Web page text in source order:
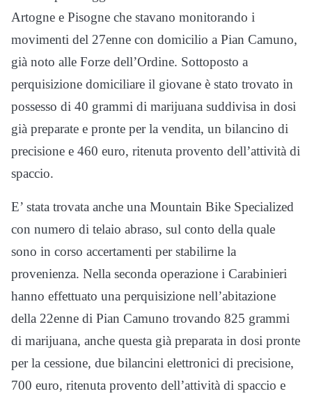
Artogne e Pisogne che stavano monitorando i
movimenti del 27enne con domicilio a Pian Camuno,
già noto alle Forze dell’Ordine. Sottoposto a
perquisizione domiciliare il giovane è stato trovato in
possesso di 40 grammi di marijuana suddivisa in dosi
già preparate e pronte per la vendita, un bilancino di
precisione e 460 euro, ritenuta provento dell’attività di
spaccio.
E’ stata trovata anche una Mountain Bike Specialized
con numero di telaio abraso, sul conto della quale
sono in corso accertamenti per stabilirne la
provenienza. Nella seconda operazione i Carabinieri
hanno effettuato una perquisizione nell’abitazione
della 22enne di Pian Camuno trovando 825 grammi
di marijuana, anche questa già preparata in dosi pronte
per la cessione, due bilancini elettronici di precisione,
700 euro, ritenuta provento dell’attività di spaccio e